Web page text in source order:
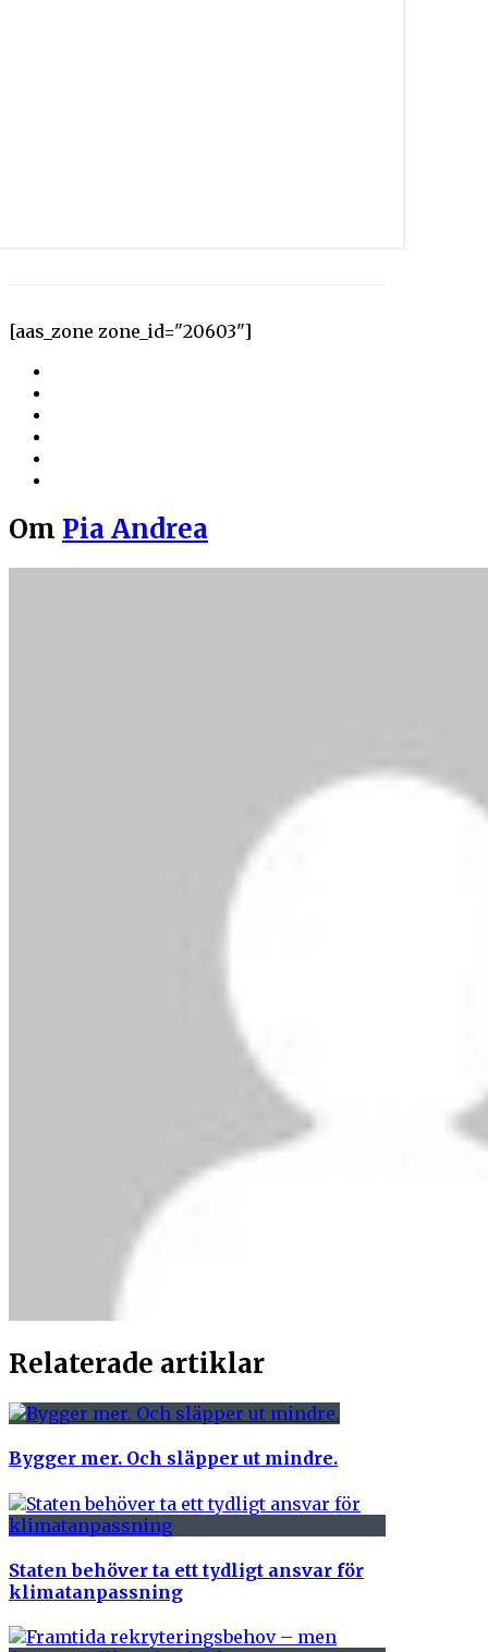
[aas_zone zone_id="20603"]
Om Pia Andrea
Relaterade artiklar
Bygger mer. Och släpper ut mindre.
Staten behöver ta ett tydligt ansvar för
klimatanpassning